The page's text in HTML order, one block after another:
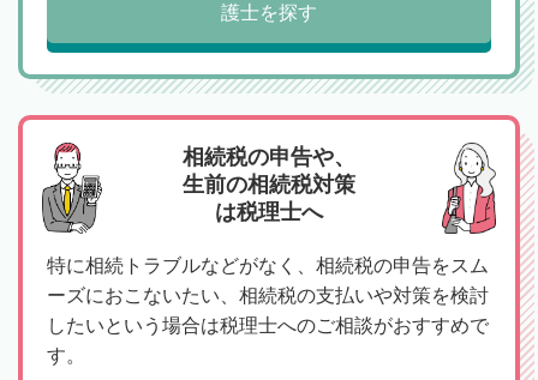
護士を探す
相続税の申告や、
生前の相続税対策
は税理士へ
特に相続トラブルなどがなく、相続税の申告をスム
ーズにおこないたい、相続税の支払いや対策を検討
したいという場合は税理士へのご相談がおすすめで
す。